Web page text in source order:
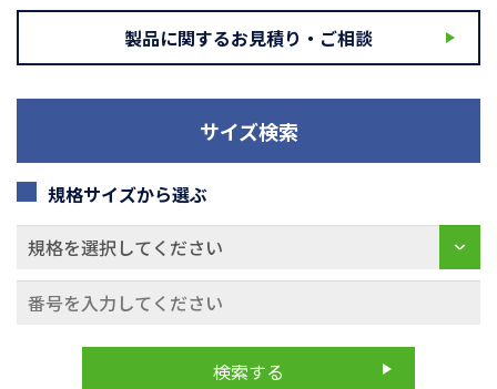
製品に関するお見積り・ご相談
サイズ検索
規格サイズから選ぶ